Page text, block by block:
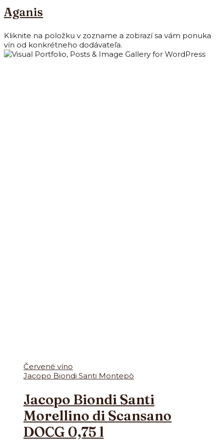
Aganis
Kliknite na položku v zozname a zobrazí sa vám ponuka
vín od konkrétneho dodávateľa.
Červené víno
Jacopo Biondi Santi Montepò
Jacopo Biondi Santi
Morellino di Scansano
DOCG 0,75 l